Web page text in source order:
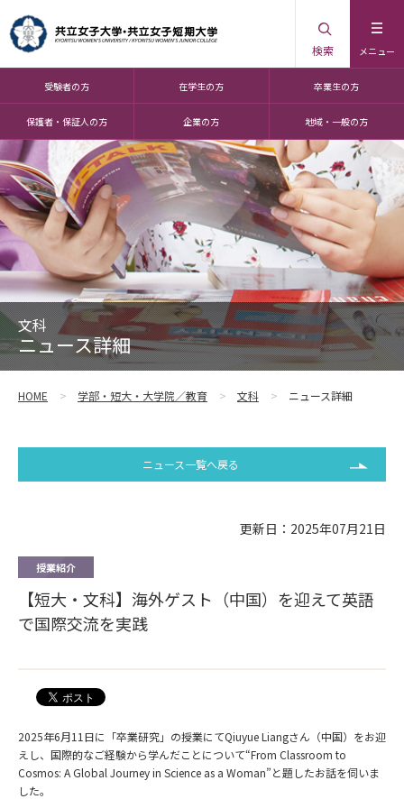
メニュー
検索
受験者の方 在学生の方 卒業生の方
保護者・保証人の方 企業の方 地域・一般の方
文科
ニュース詳細
HOME 学部・短大・大学院／教育 文科 ニュース詳細
ニュース一覧へ戻る
更新日：2025年07月21日
授業紹介
【短大・文科】海外ゲスト（中国）を迎えて英語
で国際交流を実践
2025年6月11日に「卒業研究」の授業にてQiuyue Liangさん（中国）をお迎
えし、国際的なご経験から学んだことについて“From Classroom to
Cosmos: A Global Journey in Science as a Woman”と題したお話を伺いま
した。